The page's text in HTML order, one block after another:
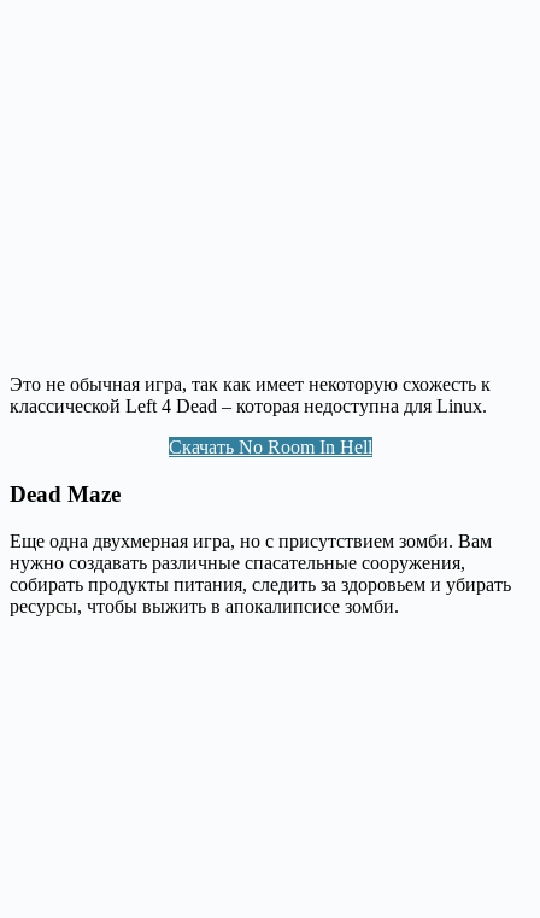
Это не обычная игра, так как имеет некоторую схожесть к
классической Left 4 Dead – которая недоступна для Linux.
Скачать No Room In Hell
Dead Maze
Еще одна двухмерная игра, но с присутствием зомби. Вам
нужно создавать различные спасательные сооружения,
собирать продукты питания, следить за здоровьем и убирать
ресурсы, чтобы выжить в апокалипсисе зомби.